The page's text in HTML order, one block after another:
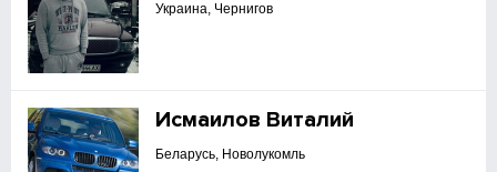
Украина, Чернигов
Исмаилов Виталий
Беларусь, Новолукомль